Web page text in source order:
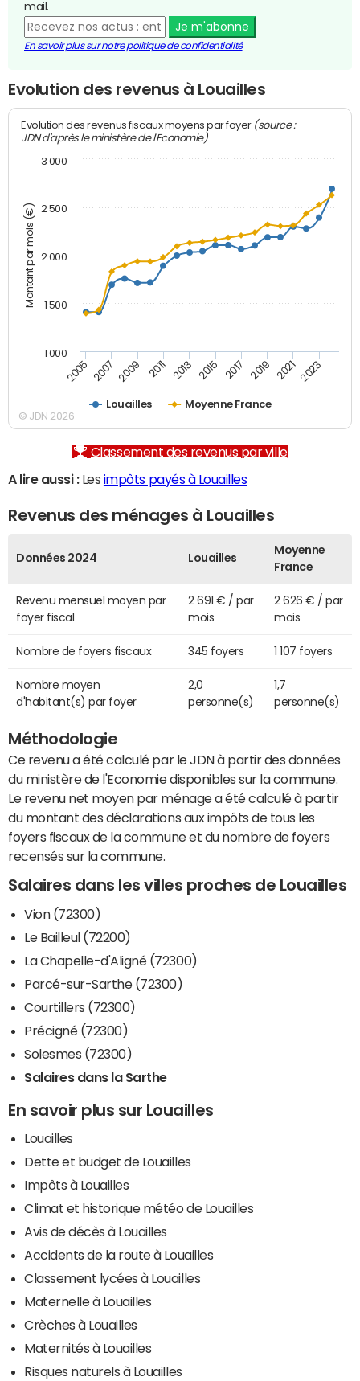
mail.
Je m'abonne
En savoir plus sur notre politique de confidentialité
Evolution des revenus à Louailles
Montant par mois (€)
Evolution des revenus fiscaux moyens par foyer (source :
JDN d'après le ministère de l'Economie)
Louailles Moyenne France
2005 2007 2009 2011 2013 2015 2017 2019 2021 2023
1 000
1 500
2 000
2 500
3 000
© JDN 2026
Classement des revenus par ville
A lire aussi :Les impôts payés à Louailles
Revenus des ménages à Louailles
Données 2024 Louailles
Moyenne
France
Revenu mensuel moyen par
foyer fiscal
2 691 € / par
mois
2 626 € / par
mois
Nombre de foyers fiscaux 345 foyers 1 107 foyers
Nombre moyen
d'habitant(s) par foyer
2,0
personne(s)
1,7
personne(s)
Méthodologie
Ce revenu a été calculé par le JDN à partir des données
du ministère de l'Economie disponibles sur la commune.
Le revenu net moyen par ménage a été calculé à partir
du montant des déclarations aux impôts de tous les
foyers fiscaux de la commune et du nombre de foyers
recensés sur la commune.
Salaires dans les villes proches de Louailles
Vion (72300)
Le Bailleul (72200)
La Chapelle-d'Aligné (72300)
Parcé-sur-Sarthe (72300)
Courtillers (72300)
Précigné (72300)
Solesmes (72300)
Salaires dans la Sarthe
En savoir plus sur Louailles
Louailles
Dette et budget de Louailles
Impôts à Louailles
Climat et historique météo de Louailles
Avis de décès à Louailles
Accidents de la route à Louailles
Classement lycées à Louailles
Maternelle à Louailles
Crèches à Louailles
Maternités à Louailles
Risques naturels à Louailles